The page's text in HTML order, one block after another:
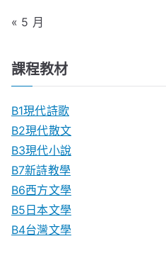
« 5 月
課程教材
B1現代詩歌
B2現代散文
B3現代小說
B7新詩教學
B6西方文學
B5日本文學
B4台灣文學